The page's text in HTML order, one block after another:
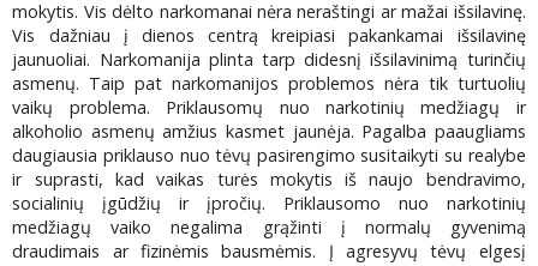
mokytis. Vis dėlto narkomanai nėra neraštingi ar mažai išsilavinę.
Vis dažniau į dienos centrą kreipiasi pakankamai išsilavinę
jaunuoliai. Narkomanija plinta tarp didesnį išsilavinimą turinčių
asmenų. Taip pat narkomanijos problemos nėra tik turtuolių
vaikų problema. Priklausomų nuo narkotinių medžiagų ir
alkoholio asmenų amžius kasmet jaunėja. Pagalba paaugliams
daugiausia priklauso nuo tėvų pasirengimo susitaikyti su realybe
ir suprasti, kad vaikas turės mokytis iš naujo bendravimo,
socialinių įgūdžių ir įpročių. Priklausomo nuo narkotinių
medžiagų vaiko negalima grąžinti į normalų gyvenimą
draudimais ar fizinėmis bausmėmis. Į agresyvų tėvų elgesį